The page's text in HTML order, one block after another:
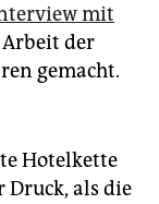
mit
Arbeit der
gemacht.
Hotelkette
als die